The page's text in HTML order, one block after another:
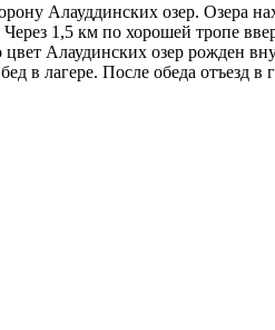
Алауддинских озер. Озера
1,5 км по хорошей тропе
Алаудинских озер рожден
в лагере. После обеда отъезд в